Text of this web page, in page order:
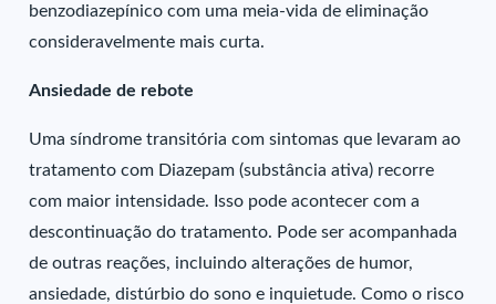
benzodiazepínico com uma meia-vida de eliminação
consideravelmente mais curta.
Ansiedade de rebote
Uma síndrome transitória com sintomas que levaram ao
tratamento com Diazepam (substância ativa) recorre
com maior intensidade. Isso pode acontecer com a
descontinuação do tratamento. Pode ser acompanhada
de outras reações, incluindo alterações de humor,
ansiedade, distúrbio do sono e inquietude. Como o risco